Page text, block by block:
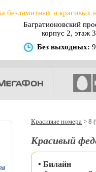
безлимитных и красивых
Багратионовский
корпус 2, этаж
Без выходных:
Красивые номера > 8
Красивый
• Билайн